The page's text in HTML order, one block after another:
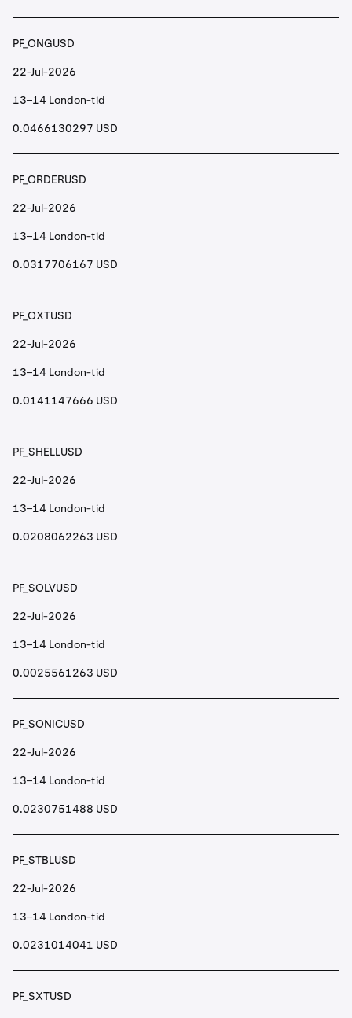
PF_ONGUSD
22-Jul-2026
13–14 London-tid
0.0466130297 USD
PF_ORDERUSD
22-Jul-2026
13–14 London-tid
0.0317706167 USD
PF_OXTUSD
22-Jul-2026
13–14 London-tid
0.0141147666 USD
PF_SHELLUSD
22-Jul-2026
13–14 London-tid
0.0208062263 USD
PF_SOLVUSD
22-Jul-2026
13–14 London-tid
0.0025561263 USD
PF_SONICUSD
22-Jul-2026
13–14 London-tid
0.0230751488 USD
PF_STBLUSD
22-Jul-2026
13–14 London-tid
0.0231014041 USD
PF_SXTUSD